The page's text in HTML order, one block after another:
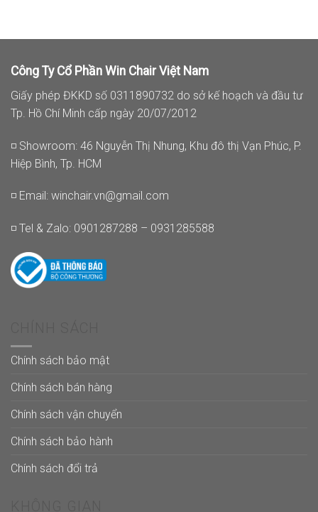
Công Ty Cổ Phần Win Chair Việt Nam
Giấy phép ĐKKD số 0311890732 do sở kế hoạch và đầu tư
Tp. Hồ Chí Minh cấp ngày 20/07/2012
◽ Showroom: 46 Nguyễn Thị Nhung, Khu đô thị Vạn Phúc, P.
Hiệp Bình, Tp. HCM
◽ Email: winchair.vn@gmail.com
◽ Tel & Zalo: 0901287288 – 0931285588
Chính sách bảo mật
Chính sách bán hàng
Chính sách vận chuyển
Chính sách bảo hành
Chính sách đổi trả